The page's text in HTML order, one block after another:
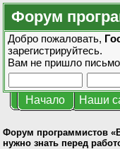
Форум
Добро пожаловать,
зарегистрируйтесь.
Вам не пришло
Начало Наши
Форум программистов
нужно знать перед